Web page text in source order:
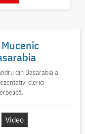
din Basarabia a
clerici
Video